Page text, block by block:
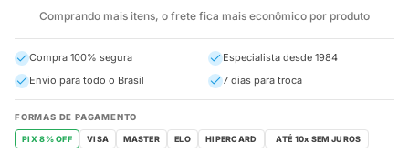
Comprando mais itens, o frete fica mais econômico por produto
Compra 100% segura
Especialista desde 1984
Envio para todo o Brasil
7 dias para troca
FORMAS DE PAGAMENTO
PIX 8% OFF VISA MASTER ELO HIPERCARD